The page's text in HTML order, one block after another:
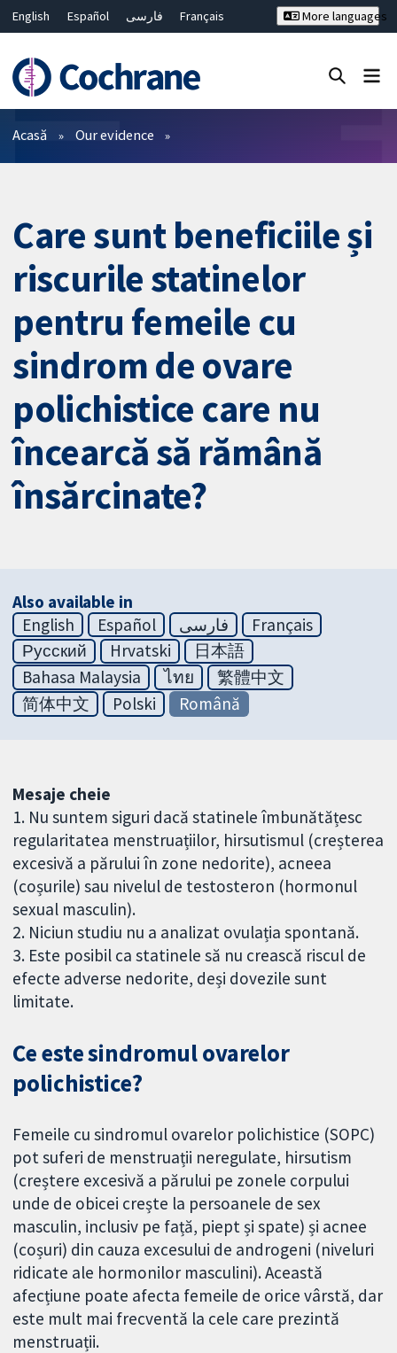
English Español فارسی
Français
Bahasa Malaysia
ไทย
繁體中文
简体中文
More languages
Filtre
Acasă Our evidence
Care sunt beneficiile și
riscurile statinelor
pentru femeile cu
sindrom de ovare
polichistice care nu
încearcă să rămână
însărcinate?
Also available in
English
Español فارسی
Français
Русский
Hrvatski
日本語
Bahasa Malaysia
ไทย
繁體中文
简体中文
Polski Română
Mesaje cheie
1. Nu suntem siguri dacă statinele îmbunătățesc
regularitatea menstruațiilor, hirsutismul (creșterea
excesivă a părului în zone nedorite), acneea
(coșurile) sau nivelul de testosteron (hormonul
sexual masculin).
2. Niciun studiu nu a analizat ovulația spontană.
3. Este posibil ca statinele să nu crească riscul de
efecte adverse nedorite, deși dovezile sunt
limitate.
Ce este sindromul ovarelor
polichistice?
Femeile cu sindromul ovarelor polichistice (SOPC)
pot suferi de menstruații neregulate, hirsutism
(creștere excesivă a părului pe zonele corpului
unde de obicei crește la persoanele de sex
masculin, inclusiv pe față, piept și spate) și acnee
(coșuri) din cauza excesului de androgeni (niveluri
ridicate ale hormonilor masculini). Această
afecțiune poate afecta femeile de orice vârstă, dar
este mult mai frecventă la cele care prezintă
menstruații.